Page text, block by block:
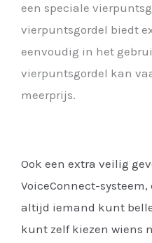
een speciale
vierpuntsgordel biedt
eenvoudig in het
vierpuntsgordel kan
meerprijs.
Ook een extra veilig
VoiceConnect-
altijd iemand kunt
kunt zelf kiezen wiens